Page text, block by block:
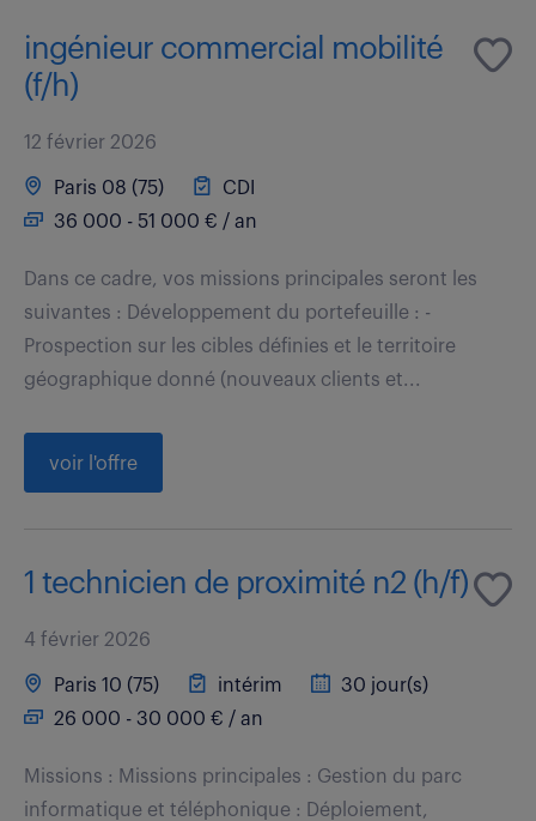
ingénieur commercial mobilité
(f/h)
12 février 2026
Paris 08 (75)
CDI
36 000 - 51 000 € / an
Dans ce cadre, vos missions principales seront les
suivantes : Développement du portefeuille : -
Prospection sur les cibles définies et le territoire
géographique donné (nouveaux clients et...
voir l'offre
1 technicien de proximité n2 (h/f)
4 février 2026
Paris 10 (75) intérim
30 jour(s)
26 000 - 30 000 € / an
Missions : Missions principales : Gestion du parc
informatique et téléphonique : Déploiement,